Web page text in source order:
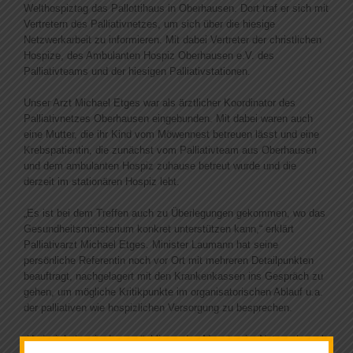
News
Welthospiztag das Pallottihaus in Oberhausen. Dort traf er sich mit
Vertretern des Palliativnetzes, um sich über die hiesige
Netzwerkarbeit zu informieren. Mit dabei Vertreter der christlichen
Hospize, des Ambulanten Hospiz Oberhausen e.V. des
Palliativteams und der hiesigen Palliativstationen.
Unser Arzt Michael Etges war als ärztlicher Koordinator des
Palliativnetzes Oberhausen eingebunden. Mit dabei waren auch
eine Mutter, die ihr Kind vom Möwennest betreuen lässt und eine
Krebspatientin, die zunächst vom Palliativteam aus Oberhausen
und dem ambulanten Hospiz zuhause betreut wurde und die
derzeit im stationären Hospiz lebt.
„Es ist bei dem Treffen auch zu Überlegungen gekommen, wo das
Gesundheitsministerium konkret unterstützen kann,“ erklärt
Palliativarzt Michael Etges. Minister Laumann hat seine
persönliche Referentin noch vor Ort mit mehreren Detailpunkten
beauftragt, nachgelagert mit den Krankenkassen ins Gespräch zu
gehen, um mögliche Kritikpunkte im organisatorischen Ablauf u.a.
der palliativen wie hospizlichen Versorgung zu besprechen.
„Und wir haben in den zurückliegenden Monaten im Netzwerk auch